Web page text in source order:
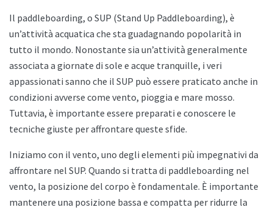
Il paddleboarding, o SUP (Stand Up Paddleboarding), è
un’attività acquatica che sta guadagnando popolarità in
tutto il mondo. Nonostante sia un’attività generalmente
associata a giornate di sole e acque tranquille, i veri
appassionati sanno che il SUP può essere praticato anche in
condizioni avverse come vento, pioggia e mare mosso.
Tuttavia, è importante essere preparati e conoscere le
tecniche giuste per affrontare queste sfide.
Iniziamo con il vento, uno degli elementi più impegnativi da
affrontare nel SUP. Quando si tratta di paddleboarding nel
vento, la posizione del corpo è fondamentale. È importante
mantenere una posizione bassa e compatta per ridurre la